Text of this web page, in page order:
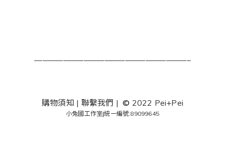
購物須知 | 聯繫我們 |© 2022 Pei+Pei
小兔國工作室|統一編號:89099645